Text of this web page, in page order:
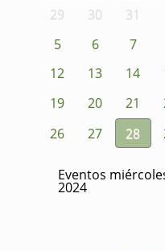
29 30 31
5
6 7
12
13 14
19
20 21
26
27 28
Eventos
2024